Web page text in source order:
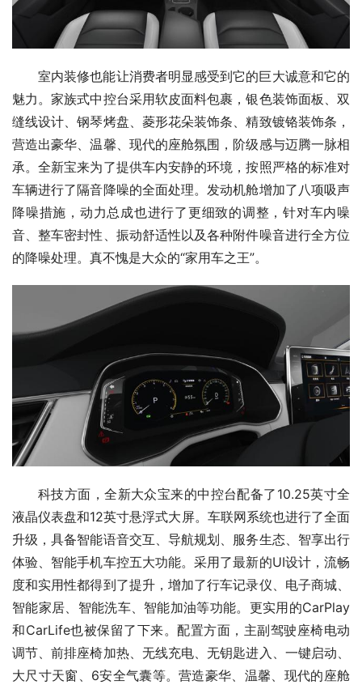
室内装修也能让消费者明显感受到它的巨大诚意和它的
魅力。家族式中控台采用软皮面料包裹，银色装饰面板、双
缝线设计、钢琴烤盘、菱形花朵装饰条、精致镀铬装饰条，
营造出豪华、温馨、现代的座舱氛围，阶级感与迈腾一脉相
承。全新宝来为了提供车内安静的环境，按照严格的标准对
车辆进行了隔音降噪的全面处理。发动机舱增加了八项吸声
降噪措施，动力总成也进行了更细致的调整，针对车内噪
音、整车密封性、振动舒适性以及各种附件噪音进行全方位
的降噪处理。真不愧是大众的“家用车之王”。
科技方面，全新大众宝来的中控台配备了10.25英寸全
液晶仪表盘和12英寸悬浮式大屏。车联网系统也进行了全面
升级，具备智能语音交互、导航规划、服务生态、智享出行
体验、智能手机车控五大功能。采用了最新的UI设计，流畅
度和实用性都得到了提升，增加了行车记录仪、电子商城、
智能家居、智能洗车、智能加油等功能。更实用的CarPlay
和CarLife也被保留了下来。配置方面，主副驾驶座椅电动
调节、前排座椅加热、无线充电、无钥匙进入、一键启动、
大尺寸天窗、6安全气囊等。营造豪华、温馨、现代的座舱